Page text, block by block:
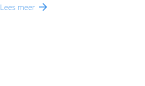
Lees meer arrow_forward